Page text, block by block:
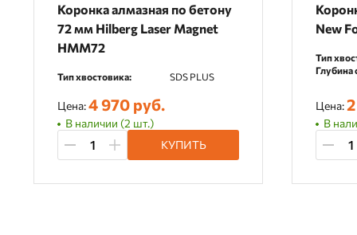
Коронка алмазная по бетону
72 мм Hilberg Laser Magnet
HMM72
Тип хвостовика: SDS PLUS
Цена:4 970 руб.
В наличии (2 шт.)
КУПИТЬ
New
Тип
Глубина
Цена:
В